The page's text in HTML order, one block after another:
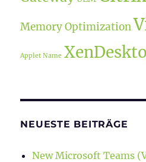
Memory Optimization
Applet Name
NEUESTE BEITRÄGE
New Microsoft Teams